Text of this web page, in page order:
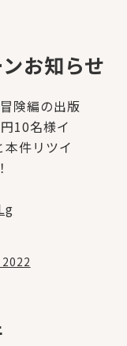
お知らせ
険編の出版
10名様イ
件リツイ